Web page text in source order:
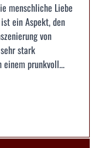
menschliche Liebe
ein Aspekt, den
von
stark
prunkvoll...